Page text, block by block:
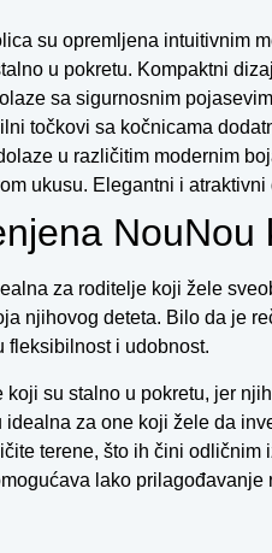
su opremljena intuitivnim
u pokretu. Kompaktni
sa sigurnosnim
točkovi sa kočnicama
u različitim modernim
ukusu. Elegantni i
NouNou
za roditelje koji žele
njihovog deteta. Bilo da je
fleksibilnost i udobnost.
su stalno u pokretu, jer
idealna za one koji žele da
terene, što ih čini
lako